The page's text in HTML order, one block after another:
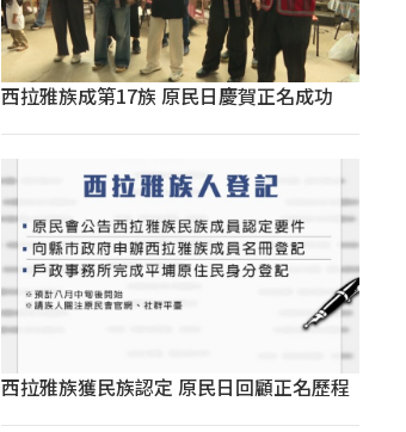
西拉雅族成第17族 原民日慶賀正名成功
西拉雅族獲民族認定 原民日回顧正名歷程